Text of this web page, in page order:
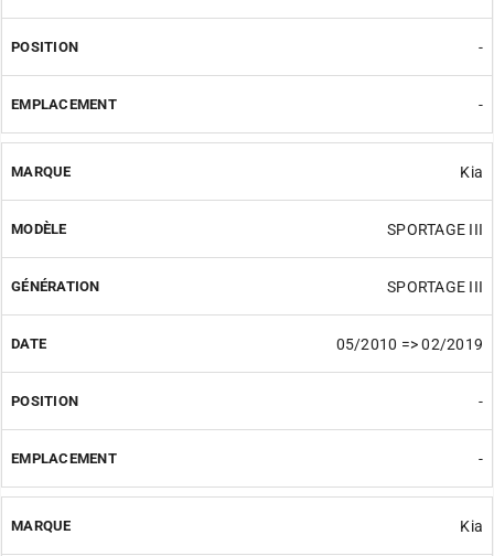
-
-
Kia
SPORTAGE III
SPORTAGE III
05/2010 => 02/2019
-
-
Kia